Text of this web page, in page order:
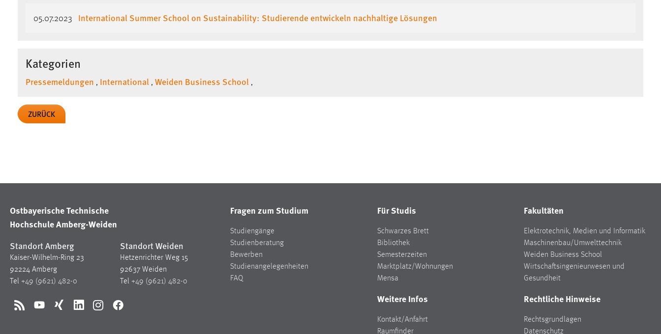
05.07.2023 International Summer School on Sustainability: Studierende entwickeln nachhaltige Lösungen
Kategorien
Pressemeldungen , International , Weiden Business School ,
ZURÜCK
Ostbayerische Technische
Hochschule Amberg-Weiden
Standort Amberg
Kaiser-Wilhelm-Ring 23
92224 Amberg
Tel +49 (9621) 482-0
Standort Weiden
Hetzenrichter Weg 15
92637 Weiden
Tel +49 (9621) 482-0
RSS YouTubeXing LinkedInInstagramFacebook
Fragen zum Studium
Studiengänge
Studienberatung
Bewerben
Studienangelegenheiten
FAQ
Für Studis
Schwarzes Brett
Bibliothek
Semesterzeiten
Marktplatz/Wohnungen
Mensa
Fakultäten
Elektrotechnik, Medien und Informatik
Maschinenbau/Umwelttechnik
Weiden Business School
Wirtschaftsingenieurwesen und
Gesundheit
Weitere Infos
Kontakt/Anfahrt
Raumfinder
Rechtliche Hinweise
Rechtsgrundlagen
Datenschutz
der Website einloggen zu können.
STATISTIK
Statistik Cookies erfassen Informationen anonym.
unsere Besucher unsere Website nutzen.
Marketing Cookies werden von Drittanbietern
verwendet, um personalisierte Werbung anzuzeigen.
Sie tun dies, indem sie Besucher über Websites
hinweg verfolgen.
Google Ads